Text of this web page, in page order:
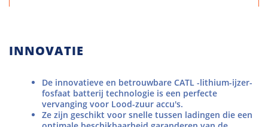
INNOVATIE
De innovatieve en betrouwbare CATL -lithium-ijzer-
fosfaat batterij technologie is een perfecte
vervanging voor Lood-zuur accu's.
Ze zijn geschikt voor snelle tussen ladingen die een